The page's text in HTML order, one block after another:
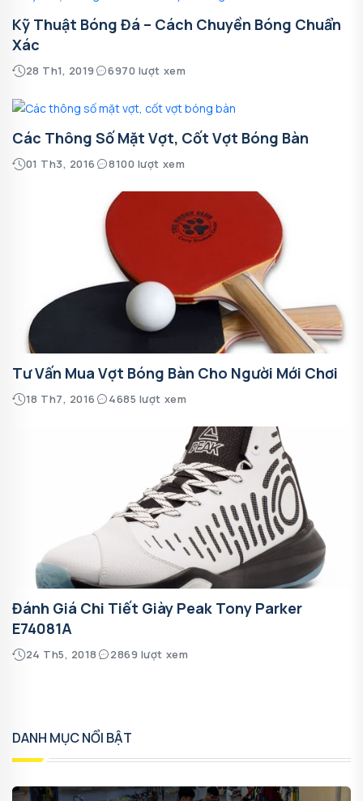
Kỹ Thuật Bóng Đá – Cách Chuyền Bóng Chuẩn
Xác
28 Th1, 2019 6970 lượt xem
Các Thông Số Mặt Vợt, Cốt Vợt Bóng Bàn
01 Th3, 2016 8100 lượt xem
Tư Vấn Mua Vợt Bóng Bàn Cho Người Mới Chơi
18 Th7, 2016 4685 lượt xem
Đánh Giá Chi Tiết Giày Peak Tony Parker
E74081A
24 Th5, 2018 2869 lượt xem
DANH MỤC NỔI BẬT